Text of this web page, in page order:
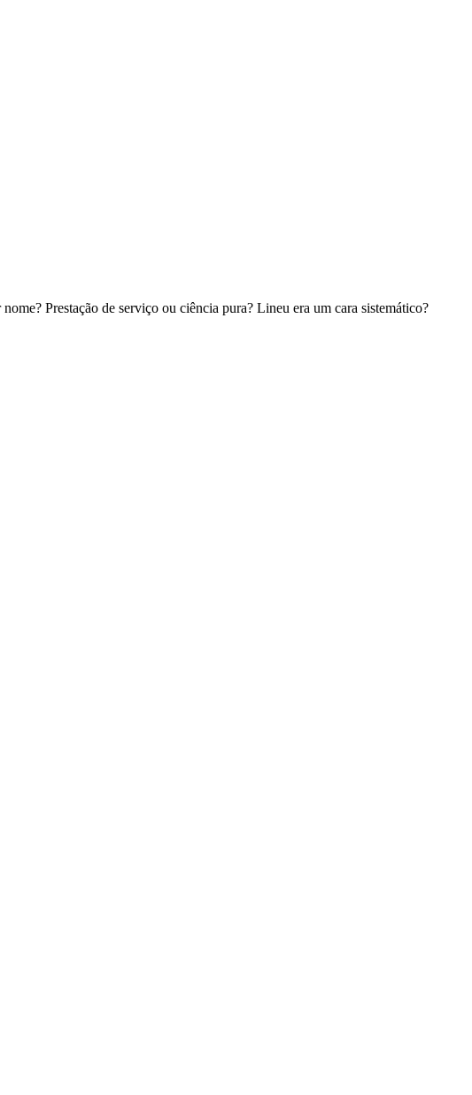
Prestação de serviço ou ciência pura? Lineu era um cara sistemático?